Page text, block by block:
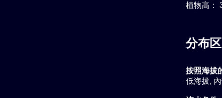
植物高：
分布区
按照海拔
低海拔,